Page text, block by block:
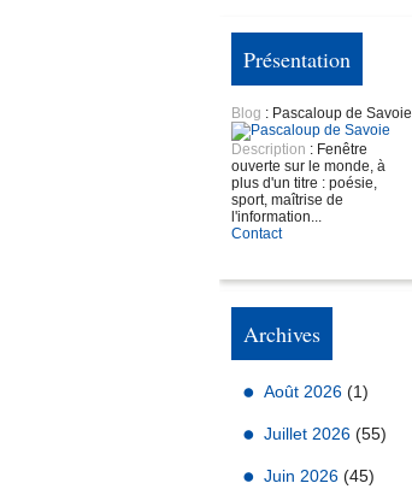
Présentation
Blog : Pascaloup de Savoie
Description : Fenêtre
ouverte sur le monde, à
plus d'un titre : poésie,
sport, maîtrise de
l'information...
Contact
Archives
Août 2026 (1)
Juillet 2026 (55)
Juin 2026 (45)